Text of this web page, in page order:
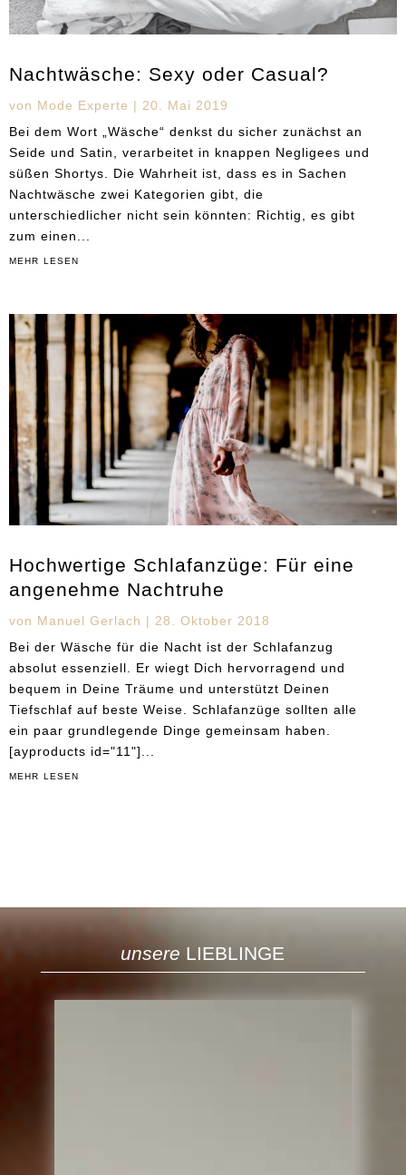
Nachtwäsche: Sexy oder Casual?
von Mode Experte | 20. Mai 2019
Bei dem Wort „Wäsche“ denkst du sicher zunächst an
Seide und Satin, verarbeitet in knappen Negligees und
süßen Shortys. Die Wahrheit ist, dass es in Sachen
Nachtwäsche zwei Kategorien gibt, die
unterschiedlicher nicht sein könnten: Richtig, es gibt
zum einen...
mehr lesen
Hochwertige Schlafanzüge: Für eine
angenehme Nachtruhe
von Manuel Gerlach | 28. Oktober 2018
Bei der Wäsche für die Nacht ist der Schlafanzug
absolut essenziell. Er wiegt Dich hervorragend und
bequem in Deine Träume und unterstützt Deinen
Tiefschlaf auf beste Weise. Schlafanzüge sollten alle
ein paar grundlegende Dinge gemeinsam haben.
[ayproducts id="11"]...
mehr lesen
unsere LIEBLINGE